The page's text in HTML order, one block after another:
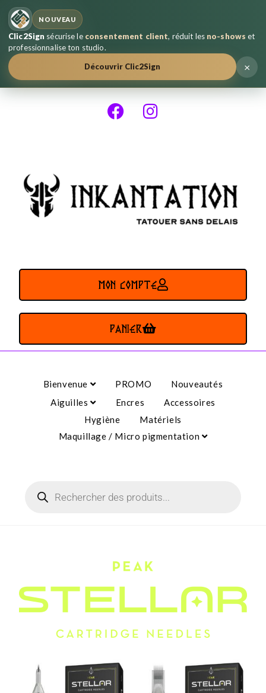
NOUVEAU
Clic2Sign sécurise le consentement client, réduit les no-shows et
professionnalise ton studio.
Découvrir Clic2Sign
×
MON COMPTE
PANIER
Bienvenue PROMO
Nouveautés
Aiguilles
Encres
Accessoires
Hygiène
Matériels
Maquillage / Micro pigmentation